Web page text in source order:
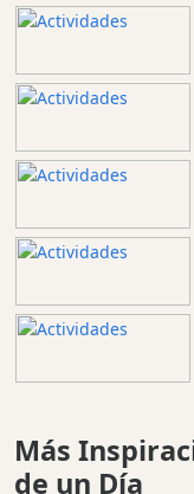
Más
de un Día